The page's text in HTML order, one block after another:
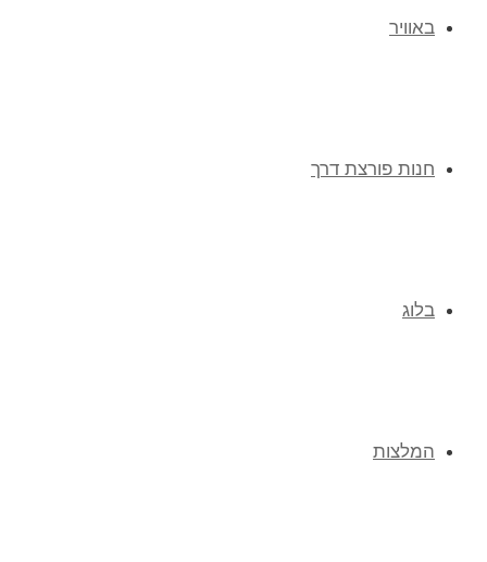
באוויר
חנות פורצת דרך
בלוג
המלצות